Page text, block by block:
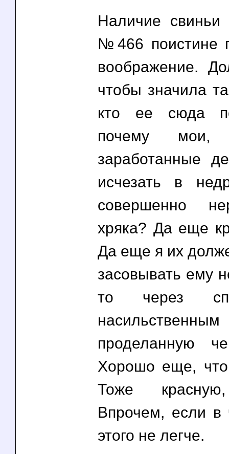
Наличие
№466 поистине
воображение.
чтобы значила
кто ее сюда
почему
заработанные
исчезать в
совершенно
хряка? Да еще
Да еще я их
засовывать ему
то через
проделанную
Хорошо еще,
Тоже
Впрочем, если
этого не легче.